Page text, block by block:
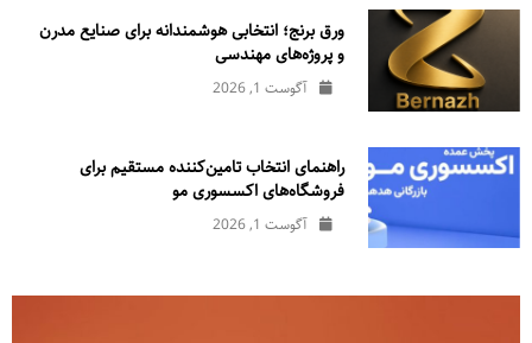
ورق برنج؛ انتخابی هوشمندانه برای صنایع مدرن
و پروژه‌های مهندسی
آگوست 1, 2026
راهنمای انتخاب تامین‌کننده مستقیم برای
فروشگاه‌های اکسسوری مو
آگوست 1, 2026